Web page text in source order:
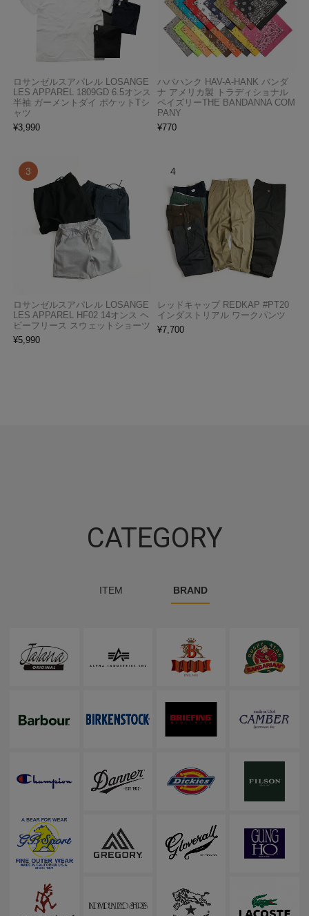
ロサンゼルスアパレル LOSANGE
LES APPAREL 1809GD 6.5オンス
半袖 ガーメントダイ ポケットTシ
ャツ
¥3,990
ハバハンク HAV-A-HANK バンダ
ナ アメリカ製 トラディショナル
ペイズリーTHE BANDANNA COM
PANY
¥770
ロサンゼルスアパレル LOSANGE
LES APPAREL HF02 14オンス ヘ
ビーフリース スウェットショーツ
¥5,990
レッドキャップ REDKAP #PT20
インダストリアル ワークパンツ
¥7,700
CATEGORY
ITEM BRAND